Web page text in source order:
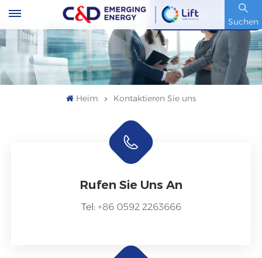
Suchen
Artikelnummer : 600153.SH
Heim Kontaktieren Sie uns
Rufen Sie Uns An
Tel: +86 0592 2263666